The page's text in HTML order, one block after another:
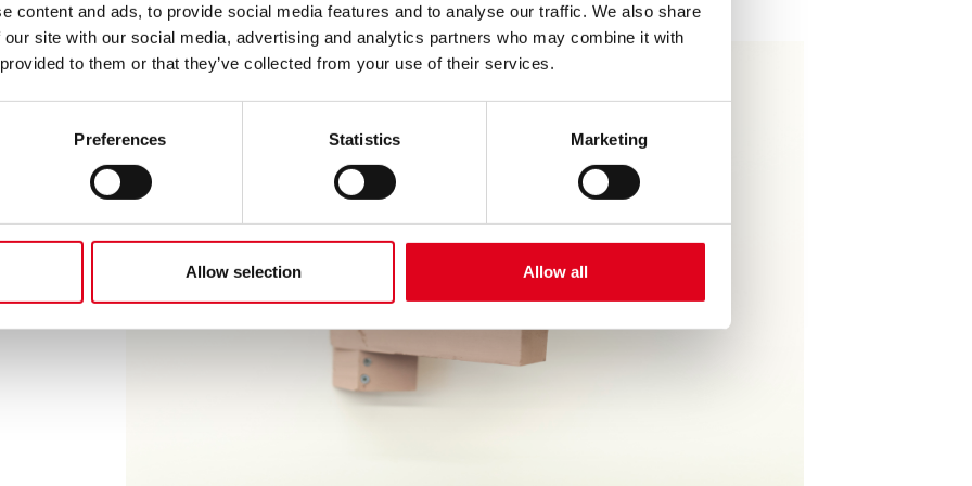
content and ads, to provide social media features and to analyse our traffic. We also share
site with our social media, advertising and analytics partners who may combine it with
to them or that they’ve collected from your use of their services.
Preferences Statistics Marketing
Allow selection Allow all